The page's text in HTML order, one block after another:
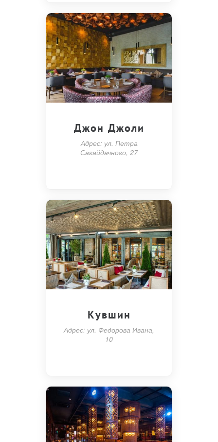
Джон Джоли
Адрес: ул. Петра
Сагайдачного, 27
Кувшин
Адрес: ул. Федорова Ивана,
10